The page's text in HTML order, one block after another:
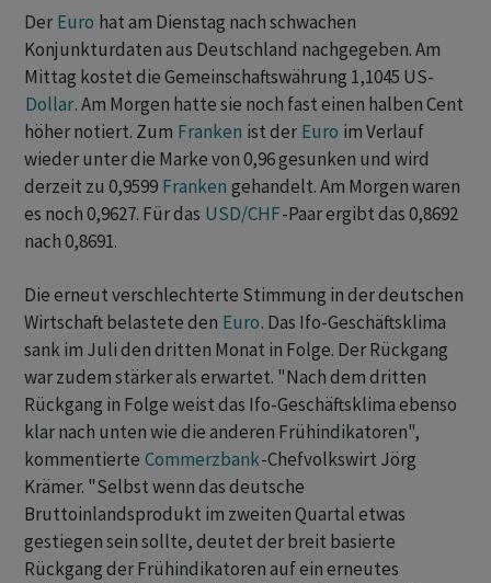
Der Euro hat am Dienstag nach schwachen
Konjunkturdaten aus Deutschland nachgegeben. Am
Mittag kostet die Gemeinschaftswährung 1,1045 US-
Dollar. Am Morgen hatte sie noch fast einen halben Cent
höher notiert. Zum Franken ist der Euro im Verlauf
wieder unter die Marke von 0,96 gesunken und wird
derzeit zu 0,9599 Franken gehandelt. Am Morgen waren
es noch 0,9627. Für das USD/CHF-Paar ergibt das 0,8692
nach 0,8691.
Die erneut verschlechterte Stimmung in der deutschen
Wirtschaft belastete den Euro. Das Ifo-Geschäftsklima
sank im Juli den dritten Monat in Folge. Der Rückgang
war zudem stärker als erwartet. "Nach dem dritten
Rückgang in Folge weist das Ifo-Geschäftsklima ebenso
klar nach unten wie die anderen Frühindikatoren",
kommentierte Commerzbank-Chefvolkswirt Jörg
Krämer. "Selbst wenn das deutsche
Bruttoinlandsprodukt im zweiten Quartal etwas
gestiegen sein sollte, deutet der breit basierte
Rückgang der Frühindikatoren auf ein erneutes